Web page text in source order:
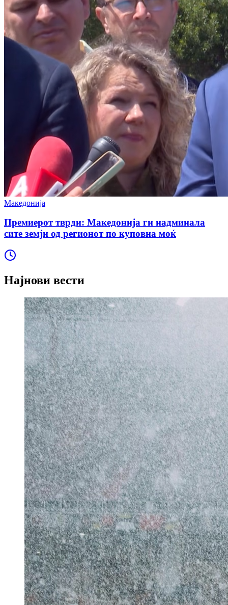
Македонија
Премиерот тврди: Македонија ги надминала
сите земји од регионот по куповна моќ
Најнови вести